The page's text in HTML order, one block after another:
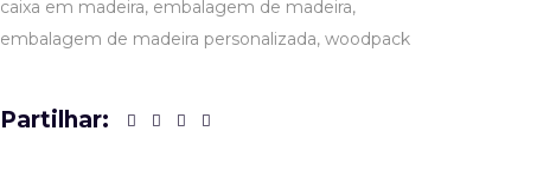
caixa em madeira embalagem de madeira
embalagem de madeira personalizada woodpack
Partilhar: